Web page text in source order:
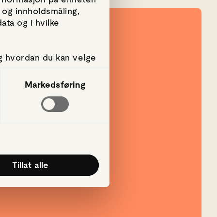
innholdsmåling,
og i hvilke
hvordan du kan velge
for å levere sosiale
Markedsføring
Tillat alle